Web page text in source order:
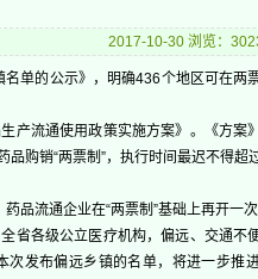
2017-10-30 浏览：
单的公示》，明确436个地区可在两
流通使用政策实施方案》。《方案
购销“两票制”，执行时间最迟不得超
流通企业在“两票制”基础上再开一次
各级公立医疗机构，偏远、交通不
发布偏远乡镇的名单，将进一步推